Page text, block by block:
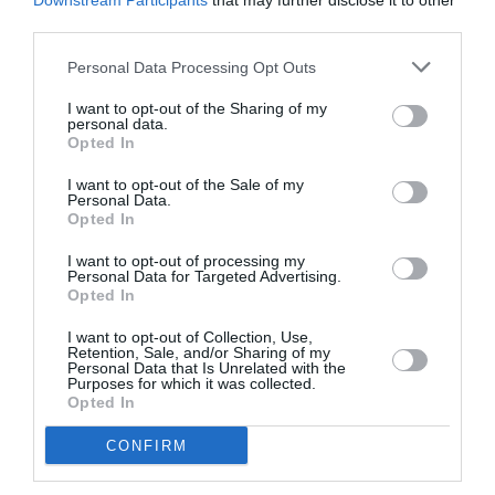
Personal Data Processing Opt Outs
I want to opt-out of the Sharing of my
personal data.
Opted In
I want to opt-out of the Sale of my
Personal Data.
Opted In
I want to opt-out of processing my
Personal Data for Targeted Advertising.
Opted In
I want to opt-out of Collection, Use,
Retention, Sale, and/or Sharing of my
Personal Data that Is Unrelated with the
Purposes for which it was collected.
Opted In
CONFIRM
Από: 22/12/2022 Εως:
30/04/2023
Ωράριο λειτουργίας: Τετάρτη έως Κυριακή, 8:30-15:30
Τοποθεσία:
Βυζαντινό & Χριστιανικό Μουσείο, Βασ. Σοφίας 22,
Βυζαντινό και Χριστιανικό Μουσείο
Πληροφορίες / Κρατήσεις:
Ακολουθήστε το Culturenow.gr στοGoogle News
μάθετε πρώτοι όλες τις ειδήσεις
Δείτε όλα τατελευταία νέα
Πολιτισμό στοCulturenow.gr